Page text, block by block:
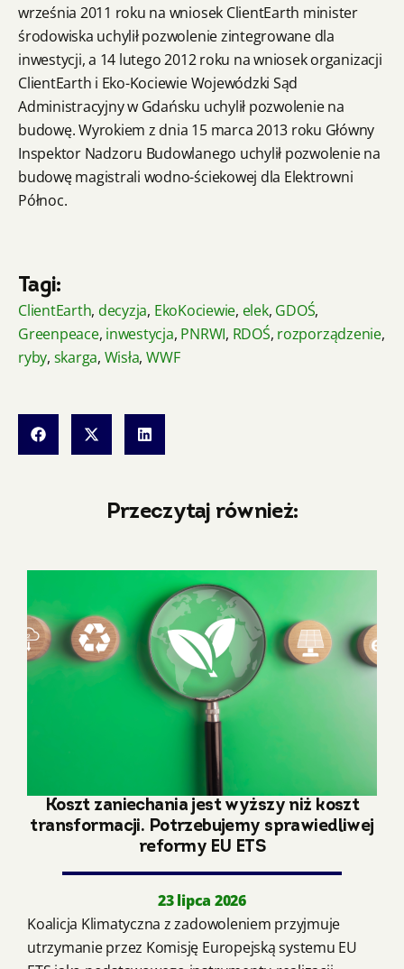
września 2011 roku na wniosek ClientEarth minister
środowiska uchylił pozwolenie zintegrowane dla
inwestycji, a 14 lutego 2012 roku na wniosek organizacji
ClientEarth i Eko-Kociewie Wojewódzki Sąd
Administracyjny w Gdańsku uchylił pozwolenie na
budowę. Wyrokiem z dnia 15 marca 2013 roku Główny
Inspektor Nadzoru Budowlanego uchylił pozwolenie na
budowę magistrali wodno-ściekowej dla Elektrowni
Północ.
Tagi:
ClientEarth, decyzja, EkoKociewie, elek, GDOŚ,
Greenpeace, inwestycja, PNRWI, RDOŚ, rozporządzenie,
ryby, skarga, Wisła,WWF
Przeczytaj również:
Koszt zaniechania jest wyższy niż koszt
transformacji. Potrzebujemy sprawiedliwej
reformy EU ETS
23 lipca 2026
Koalicja Klimatyczna z zadowoleniem przyjmuje
utrzymanie przez Komisję Europejską systemu EU